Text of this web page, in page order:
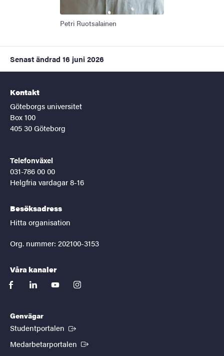
Petri Ruotsalainen
Senast ändrad 16 juni 2026
Kontakt
Göteborgs universitet
Box 100
405 30 Göteborg
Telefonväxel
031-786 00 00
Helgfria vardagar 8-16
Besöksadress
Hitta organisation
Org. nummer: 202100-3153
Våra kanaler
facebooklinkedinyoutubeinstagram
Genvägar
Studentportalen (Extern länk)
Medarbetarportalen (Extern länk)